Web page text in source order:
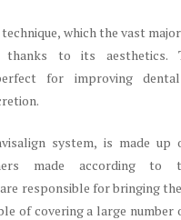
which the vast
thanks to its aesthetics.
for improving
system, is made up
made according to
responsible for bringing
of covering a large